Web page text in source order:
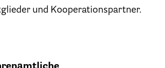
Mitgliederbereich (Intranet)
und Kooperationspartner.